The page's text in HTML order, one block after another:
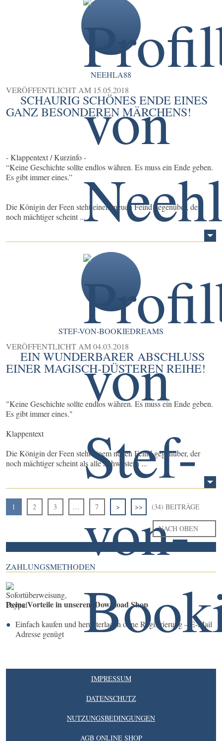
NEEHLA88
VERÖFFENTLICHT AM 15.05.2018
SCHAURIG SCHÖNES ENDE EINES
GANZ BESONDEREN MÄRCHENS!
- Klappentext / Kurzinfo -
“Keine Geschichte sollte endlos währen. Es muss ein Ende geben.
Es gibt immer eines.”
Die Königin der Feen steht einem neuen Feind gegenüber, der
noch mächtiger scheint ...
STEF-VON-BOOKIEDREAMS
VERÖFFENTLICHT AM04.03.2018
EIN WUNDERBARER ABSCHLUSS
EINER MAGISCH-DÜSTEREN REIHE!
"Keine Geschichte sollte endlos währen. Es muss ein Ende geben.
Es gibt immer eines."
Klappentext
Die Königin der Feen steht einem neuen Feind gegenüber, der
noch mächtiger scheint als alle Schwestern ...
1 2 3 … 7 > >> (34) BEITRÄGE
NACH OBEN
ZAHLUNGSMETHODEN
Deine Vorteile in unserem Download Shop
Einfach kaufen und herunterladen ohne Registrierung – E-Mail
Adresse genügt
IMPRESSUM
DATENSCHUTZ
NUTZUNGSBEDINGUNGEN
AGB ONLINE SHOP